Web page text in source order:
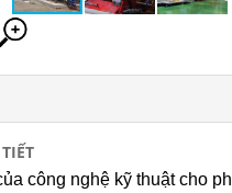
công nghệ kỹ thuật cho